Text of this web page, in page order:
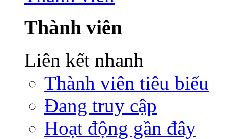
Thành viên
Liên kết nhanh
Thành viên tiêu biểu
Đang truy cập
Hoạt động gần đây